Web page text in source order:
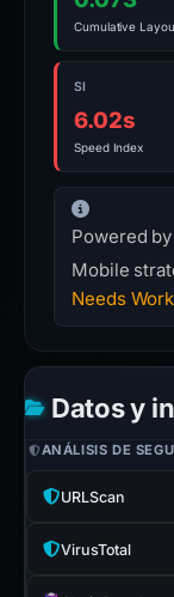
Cumulative
SI
6.02s
Speed Index
Powered by
Mobile
Needs Work
Datos y
ANÁLISIS DE
URLScan
VirusTotal